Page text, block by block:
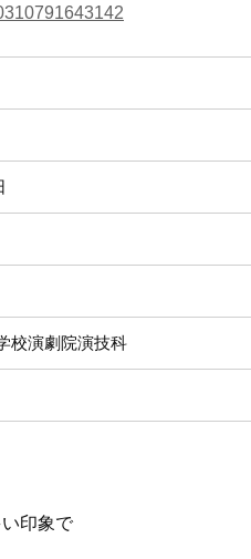
校演劇院演技科
印象で